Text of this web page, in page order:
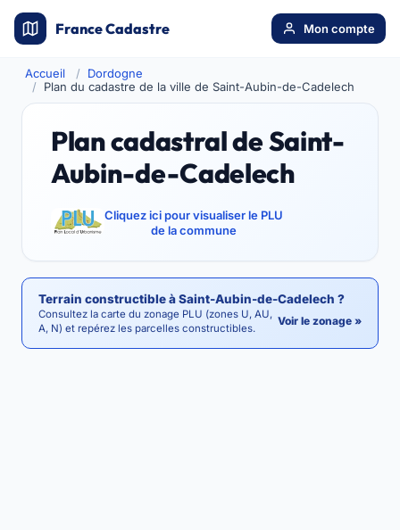
France Cadastre Mon compte
Accueil
Dordogne
Plan du cadastre de la ville de Saint-Aubin-de-Cadelech
Plan cadastral de Saint-
Aubin-de-Cadelech
Cliquez ici pour visualiser le PLU
de la commune
Terrain constructible à Saint-Aubin-de-Cadelech ?
Consultez la carte du zonage PLU (zones U, AU,
A, N) et repérez les parcelles constructibles.
Voir le zonage »